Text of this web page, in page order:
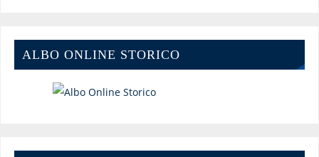
ALBO ONLINE STORICO